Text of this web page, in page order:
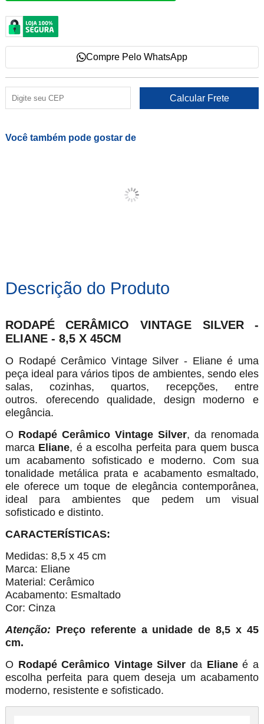
Compre Pelo WhatsApp
Você também pode gostar de
Descrição do Produto
RODAPÉ CERÂMICO VINTAGE SILVER -
ELIANE - 8,5 X 45CM
O Rodapé Cerâmico Vintage Silver - Eliane é uma
peça ideal para vários tipos de ambientes, sendo eles
salas, cozinhas, quartos, recepções, entre
outros. oferecendo qualidade, design moderno e
elegância.
O Rodapé Cerâmico Vintage Silver, da renomada
marca Eliane, é a escolha perfeita para quem busca
um acabamento sofisticado e moderno. Com sua
tonalidade metálica prata e acabamento esmaltado,
ele oferece um toque de elegância contemporânea,
ideal para ambientes que pedem um visual
sofisticado e distinto.
CARACTERÍSTICAS:
Medidas: 8,5 x 45 cm
Marca: Eliane
Material: Cerâmico
Acabamento: Esmaltado
Cor: Cinza
Atenção: Preço referente a unidade de 8,5 x 45
cm.
O Rodapé Cerâmico Vintage Silver da Elianeé a
escolha perfeita para quem deseja um acabamento
moderno, resistente e sofisticado.